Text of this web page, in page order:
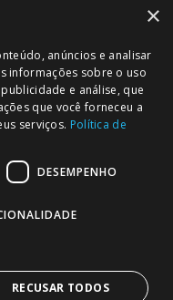
Barcelos
×
anúncios e analisar
informações sobre o uso
e análise, que
que você forneceu a
serviços. Política de
DESEMPENHO
RECUSAR TODOS